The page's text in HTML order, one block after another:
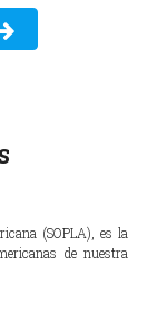
(SOPLA), es la
de nuestra